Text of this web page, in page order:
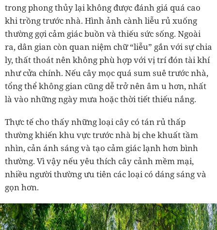
trong phong thủy lại không được đánh giá quá cao
khi trồng trước nhà. Hình ảnh cành liễu rủ xuống
thường gợi cảm giác buồn và thiếu sức sống. Ngoài
ra, dân gian còn quan niệm chữ “liễu” gắn với sự chia
ly, thất thoát nên không phù hợp với vị trí đón tài khí
như cửa chính. Nếu cây mọc quá sum suê trước nhà,
tổng thể không gian cũng dễ trở nên âm u hơn, nhất
là vào những ngày mưa hoặc thời tiết thiếu nắng.
Thực tế cho thấy những loại cây có tán rủ thấp
thường khiến khu vực trước nhà bị che khuất tầm
nhìn, cản ánh sáng và tạo cảm giác lạnh hơn bình
thường. Vì vậy nếu yêu thích cây cảnh mềm mại,
nhiều người thường ưu tiên các loại có dáng sáng và
gọn hơn.